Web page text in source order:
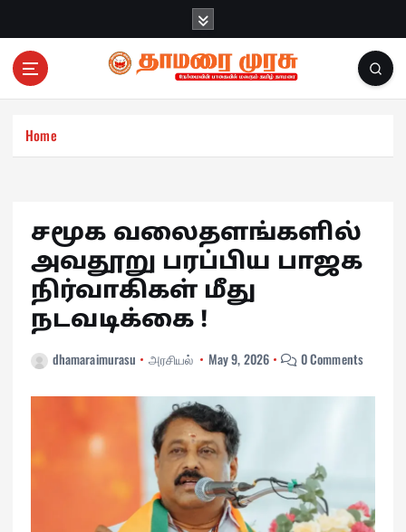
Home
சமூக வலைதளங்களில்
அவதூறு பரப்பிய பாஜக
நிர்வாகிகள் மீது
நடவடிக்கை !
dhamaraimurasu அரசியல் May 9, 2026 0 Comments